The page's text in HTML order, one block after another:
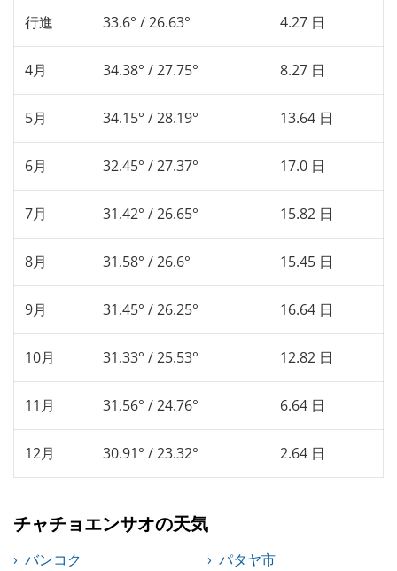
行進 33.6° / 26.63° 4.27 日
4月 34.38° / 27.75° 8.27 日
5月 34.15° / 28.19° 13.64 日
6月 32.45° / 27.37° 17.0 日
7月 31.42° / 26.65° 15.82 日
8月 31.58° / 26.6° 15.45 日
9月 31.45° / 26.25° 16.64 日
10月 31.33° / 25.53° 12.82 日
11月 31.56° / 24.76° 6.64 日
12月 30.91° / 23.32° 2.64 日
チャチョエンサオの天気
バンコク
パタヤ市